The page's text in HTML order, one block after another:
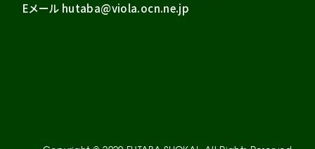
Eメール hutaba@viola.ocn.ne.jp